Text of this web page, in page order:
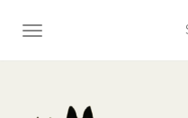
AFFICHER/MASQUER